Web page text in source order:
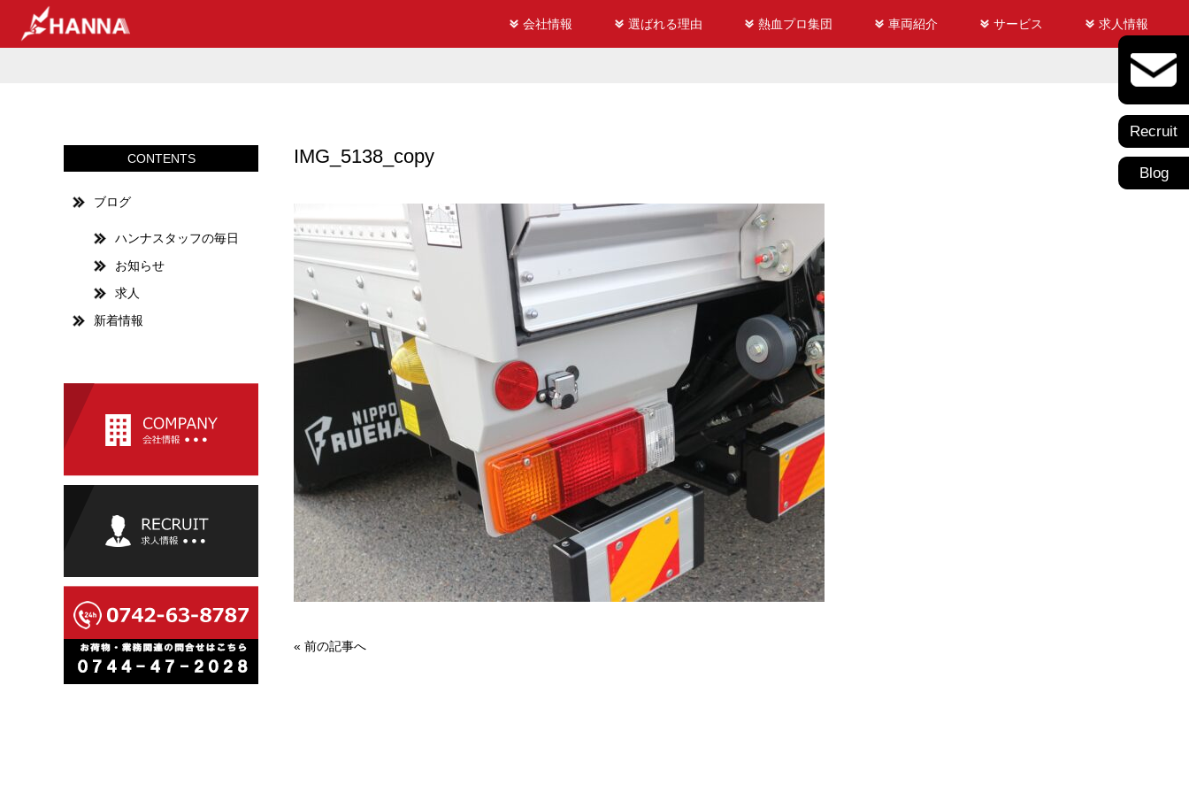
会社情報 選ばれる理由 熱血プロ集団 車両紹介 サービス 求人情報
Recruit
Blog
IMG_5138_copy
« 前の記事へ
CONTENTS
ブログ
ハンナスタッフの毎日
お知らせ
求人
新着情報